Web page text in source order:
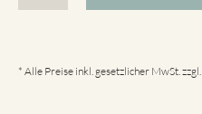
* Alle Preise inkl. gesetzlicher MwSt. zzgl.